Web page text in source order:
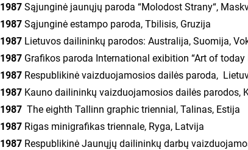
1987 Sąjunginė jaunųjų paroda “Molodost Strany“,
1987 Sąjunginė estampo paroda, Tbilisis, Gruzija
1987 Lietuvos dailininkų parodos: Australija, Suomija,
1987 Grafikos paroda International exibition “Art of today
1987 Respublikinė vaizduojamosios dailės paroda,
1987 Kauno dailininkų vaizduojamosios dailės parodos,
1987 The eighth Tallinn graphic triennial, Talinas, Estija
1987 Rigas minigrafikas triennale, Ryga, Latvija
1987 Respublikinė Jaunųjų dailininkų darbų